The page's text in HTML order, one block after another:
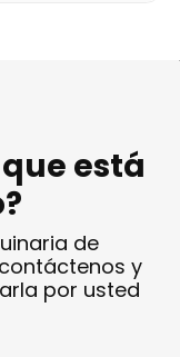
está
de
y
por usted